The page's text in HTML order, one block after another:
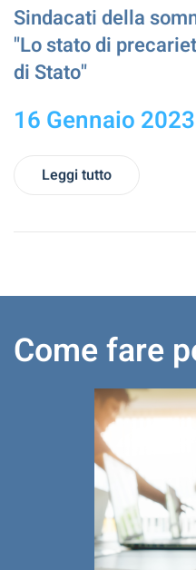
Sindacati della
"Lo stato di
di Stato"
16 Gennaio 2023
Leggi tutto
Come fare